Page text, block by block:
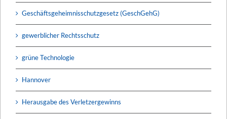
Geschäftsgeheimnisschutzgesetz (GeschGehG)
gewerblicher Rechtsschutz
grüne Technologie
Hannover
Herausgabe des Verletzergewinns